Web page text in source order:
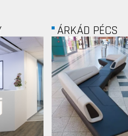
ÁRKÁD PÉCS